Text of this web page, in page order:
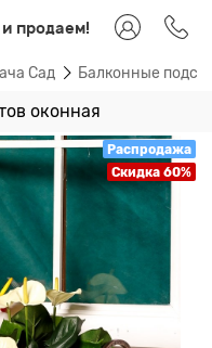
продаем!
Сад Балконные
оконная
Распродажа
Скидка 60%